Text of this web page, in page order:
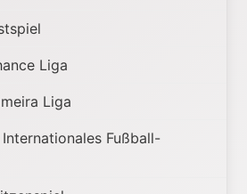
Liga
Liga
Fußball-